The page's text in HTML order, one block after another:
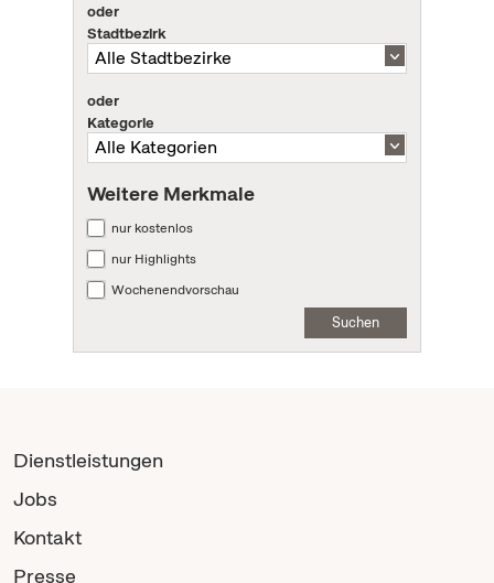
oder
Stadtbezirk
oder
Kategorie
Weitere Merkmale
nur kostenlos
nur Highlights
Wochenendvorschau
Suchen
Dienstleistungen
Jobs
Kontakt
Presse